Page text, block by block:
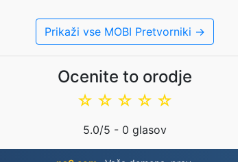
Prikaži vse MOBI Pretvorniki →
Ocenite to orodje
☆
☆
☆
☆
☆
5.0/5 - 0 glasov